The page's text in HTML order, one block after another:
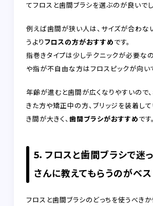
てフロスと歯間ブラシを選ぶのが良いでし
例えば歯間が狭い人は、サイズが合わな
うよりフロスの方がおすすめです。
指巻きタイプは少しテクニックが必要な
や指が不自由な方はフロスピックが向い
年齢が進むと歯間が広くなりやすいので
きた方や矯正中の方、ブリッジを装着し
き間が大きく、 歯間ブラシがおすすめです。
5．フロスと歯間ブラシで迷
さんに教えてもらうのがベス
フロスと歯間ブラシのどっちを使うべきか